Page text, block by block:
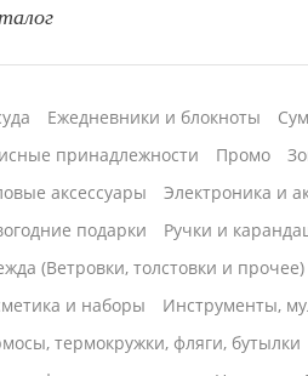
Ежедневники и блокноты
принадлежности
Промо
аксессуары
Электроника и
подарки
Ручки и
(Ветровки, толстовки и прочее)
и наборы
Инструменты,
термокружки, фляги, бутылки